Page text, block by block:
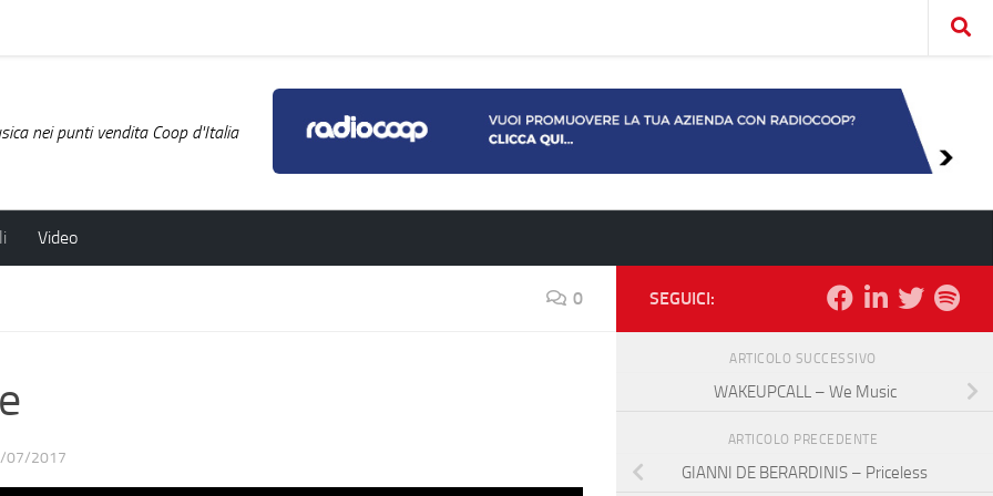
nei punti vendita Coop d'Italia
Video
0
07/2017
SEGUICI:
ARTICOLO SUCCESSIVO
WAKEUPCALL – We Music
ARTICOLO PRECEDENTE
GIANNI DE BERARDINIS – Priceless